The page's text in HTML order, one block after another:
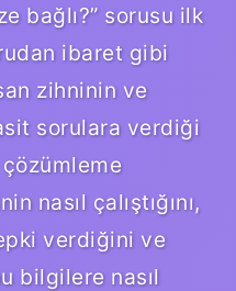
bağlı?” sorusu ilk
ibaret gibi
zihninin ve
sorulara verdiği
nasıl çalıştığını,
verdiğini ve
bilgilere nasıl